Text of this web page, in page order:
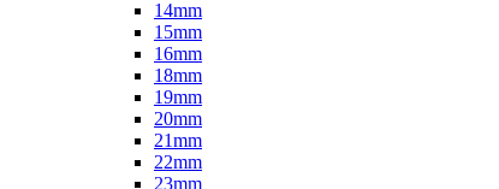
14mm
15mm
16mm
18mm
19mm
20mm
21mm
22mm
23mm